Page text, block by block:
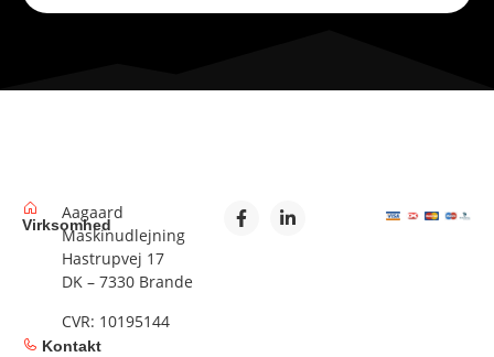
Virksomhed
Aagaard
Maskinudlejning
Hastrupvej 17
DK – 7330 Brande
CVR: 10195144
Kontakt